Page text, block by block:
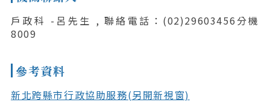
戶政科 -呂先生 , 聯絡電話：(02)29603456分機
8009
參考資料
新北跨縣市行政協助服務(另開新視窗)